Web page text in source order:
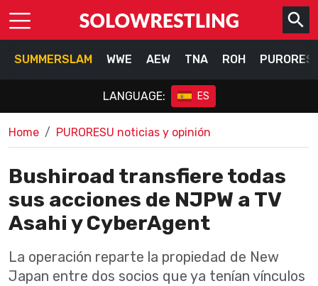
SUMMERSLAM WWE AEW TNA ROH
LANGUAGE: ES
Home PURORESU noticias y opinión
Bushiroad transfiere todas
sus acciones de NJPW a TV
Asahi y CyberAgent
La operación reparte la propiedad de New
Japan entre dos socios que ya tenían vínculos